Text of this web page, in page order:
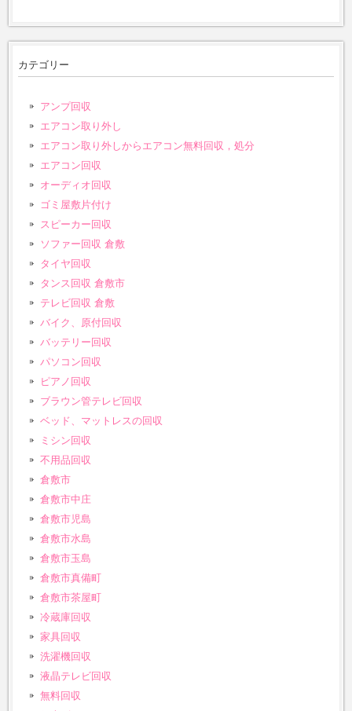
カテゴリー
アンプ回収
エアコン取り外し
エアコン取り外しからエアコン無料回収，処分
エアコン回収
オーディオ回収
ゴミ屋敷片付け
スピーカー回収
ソファー回収 倉敷
タイヤ回収
タンス回収 倉敷市
テレビ回収 倉敷
バイク、原付回収
バッテリー回収
パソコン回収
ピアノ回収
ブラウン管テレビ回収
ベッド、マットレスの回収
ミシン回収
不用品回収
倉敷市
倉敷市中庄
倉敷市児島
倉敷市水島
倉敷市玉島
倉敷市真備町
倉敷市茶屋町
冷蔵庫回収
家具回収
洗濯機回収
液晶テレビ回収
無料回収